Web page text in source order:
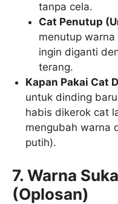
tanpa cela.
Cat Penutup
menutup
ingin diganti
terang.
Kapan Pakai Cat
untuk dinding
habis dikerok cat
mengubah warna
putih).
7. Warna
(Oplosan)